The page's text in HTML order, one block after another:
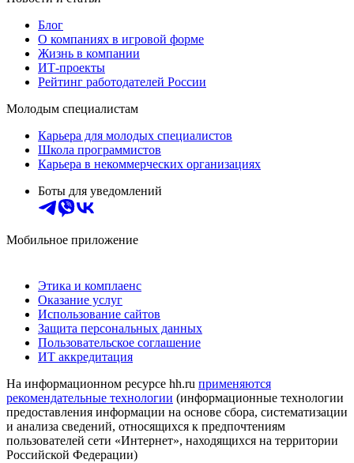
Блог
О компаниях в игровой форме
Жизнь в компании
ИТ-проекты
Рейтинг работодателей России
Молодым специалистам
Карьера для молодых специалистов
Школа программистов
Карьера в некоммерческих организациях
Боты для уведомлений
Мобильное приложение
Этика и комплаенс
Оказание услуг
Использование сайтов
Защита персональных данных
Пользовательское соглашение
ИТ аккредитация
На информационном ресурсе hh.ru применяются
рекомендательные технологии (информационные технологии
предоставления информации на основе сбора, систематизации
и анализа сведений, относящихся к предпочтениям
пользователей сети «Интернет», находящихся на территории
Российской Федерации)